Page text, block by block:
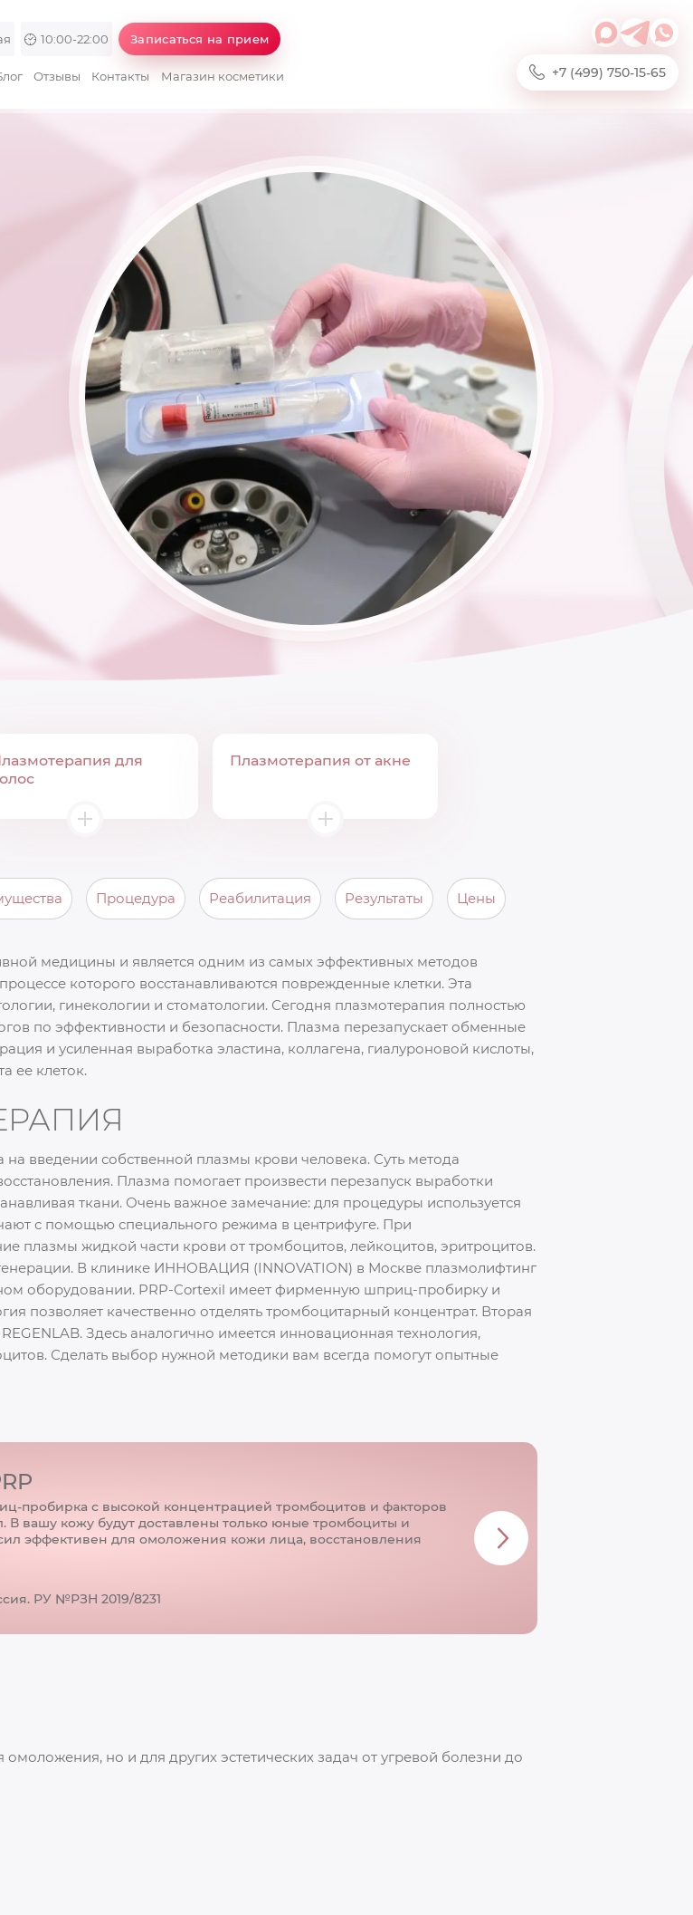
10:00-22:00 Записаться на прием
Отзывы Контакты Магазин косметики +7 (499) 750-15-65
для
Плазмотерапия от акне
Процедура Реабилитация Результаты Цены
медицины и является одним из самых эффективных методов
которого восстанавливаются поврежденные клетки. Эта
гинекологии и стоматологии. Сегодня плазмотерапия полностью
по эффективности и безопасности. Плазма перезапускает обменные
и усиленная выработка эластина, коллагена, гиалуроновой кислоты,
ее клеток.
введении собственной плазмы крови человека. Суть метода
Плазма помогает произвести перезапуск выработки
ткани. Очень важное замечание: для процедуры используется
с помощью специального режима в центрифуге. При
плазмы жидкой части крови от тромбоцитов, лейкоцитов, эритроцитов.
В клинике ИННОВАЦИЯ (INNOVATION) в Москве плазмолифтинг
оборудовании. PRP-Cortexil имеет фирменную шприц-пробирку и
позволяет качественно отделять тромбоцитарный концентрат. Вторая
Здесь аналогично имеется инновационная технология,
Сделать выбор нужной методики вам всегда помогут опытные
пробирка с высокой концентрацией тромбоцитов и факторов
В вашу кожу будут доставлены только юные тромбоциты и
эффективен для омоложения кожи лица, восстановления
РУ №РЗН 2019/8231
но и для других эстетических задач от угревой болезни до